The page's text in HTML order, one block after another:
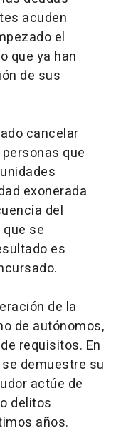
acuden
el
que ya han
de sus
cancelar
que
exonerada
del
se
es
de la
de autónomos,
requisitos. En
demuestre su
actúe de
delitos
años.